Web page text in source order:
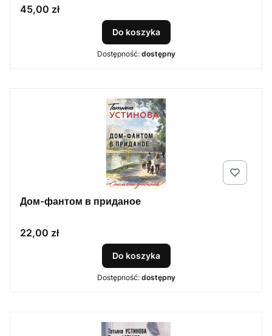
Cena
45,00 zł
Do koszyka
Dostępność: dostępny
Дом-фантом в приданое
Cena
22,00 zł
Do koszyka
Dostępność: dostępny